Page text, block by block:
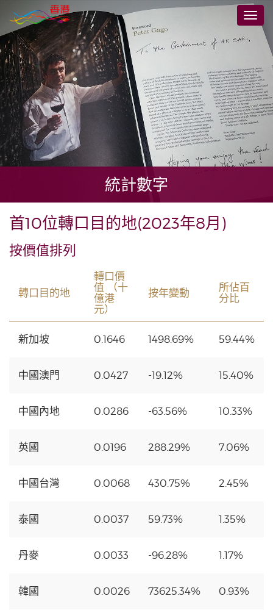
至
主
要
內
容
切
統計數字
首10位轉口目的地(2023年8月)
按價值排列
轉口目的地
轉口價
值 （十
億港
元）
按年變動
所佔百
分比
新加坡 0.1646 1498.69% 59.44%
中國澳門 0.0427 -19.12% 15.40%
中國內地 0.0286 -63.56% 10.33%
英國 0.0196 288.29% 7.06%
中國台灣 0.0068 430.75% 2.45%
泰國 0.0037 59.73% 1.35%
丹麥 0.0033 -96.28% 1.17%
韓國 0.0026 73625.34% 0.93%